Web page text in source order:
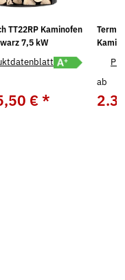
TT22RP Kaminofen
7,5 kW
Energielabel A+
€*
ab